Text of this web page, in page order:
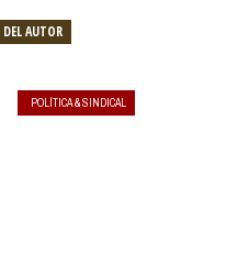
AUTOR
POLÍTICA & SINDICAL